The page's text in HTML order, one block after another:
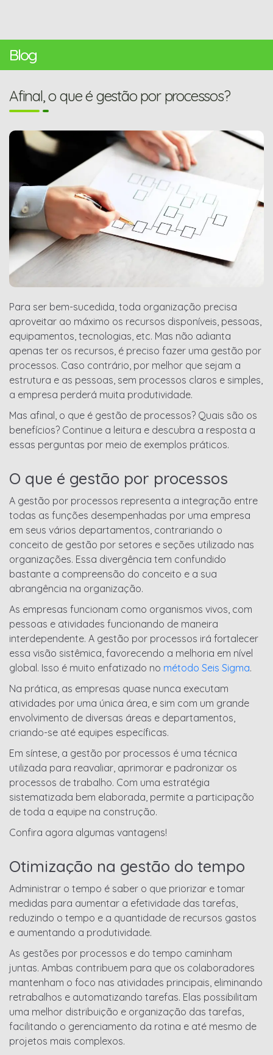
Blog
Afinal, o que é gestão por processos?
Para ser bem-sucedida, toda organização precisa
aproveitar ao máximo os recursos disponíveis, pessoas,
equipamentos, tecnologias, etc. Mas não adianta
apenas ter os recursos, é preciso fazer uma gestão por
processos. Caso contrário, por melhor que sejam a
estrutura e as pessoas, sem processos claros e simples,
a empresa perderá muita produtividade.
Mas afinal, o que é gestão de processos? Quais são os
benefícios? Continue a leitura e descubra a resposta a
essas perguntas por meio de exemplos práticos.
O que é gestão por processos
A gestão por processos representa a integração entre
todas as funções desempenhadas por uma empresa
em seus vários departamentos, contrariando o
conceito de gestão por setores e seções utilizado nas
organizações. Essa divergência tem confundido
bastante a compreensão do conceito e a sua
abrangência na organização.
As empresas funcionam como organismos vivos, com
pessoas e atividades funcionando de maneira
interdependente. A gestão por processos irá fortalecer
essa visão sistêmica, favorecendo a melhoria em nível
global. Isso é muito enfatizado no método Seis Sigma.
Na prática, as empresas quase nunca executam
atividades por uma única área, e sim com um grande
envolvimento de diversas áreas e departamentos,
criando-se até equipes específicas.
Em síntese, a gestão por processos é uma técnica
utilizada para reavaliar, aprimorar e padronizar os
processos de trabalho. Com uma estratégia
sistematizada bem elaborada, permite a participação
de toda a equipe na construção.
Confira agora algumas vantagens!
Otimização na gestão do tempo
Administrar o tempo é saber o que priorizar e tomar
medidas para aumentar a efetividade das tarefas,
reduzindo o tempo e a quantidade de recursos gastos
e aumentando a produtividade.
As gestões por processos e do tempo caminham
juntas. Ambas contribuem para que os colaboradores
mantenham o foco nas atividades principais, eliminando
retrabalhos e automatizando tarefas. Elas possibilitam
uma melhor distribuição e organização das tarefas,
facilitando o gerenciamento da rotina e até mesmo de
projetos mais complexos.